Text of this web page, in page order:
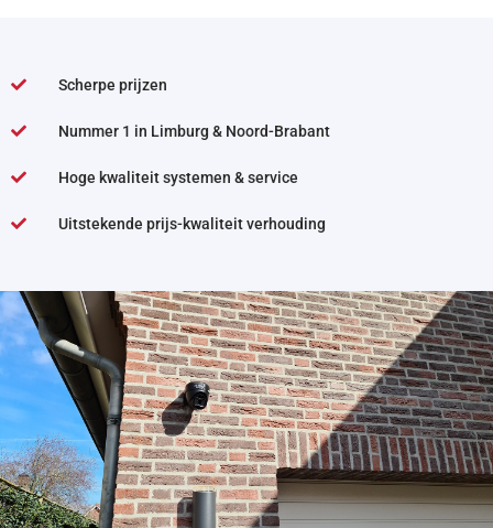
Scherpe prijzen
Nummer 1 in Limburg & Noord-Brabant
Hoge kwaliteit systemen & service
Uitstekende prijs-kwaliteit verhouding